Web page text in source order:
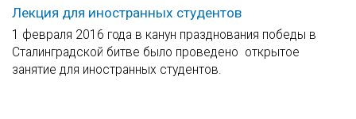
Лекция для иностранных студентов
1 февраля 2016 года в канун празднования победы в
Сталинградской битве было проведено открытое
занятие для иностранных студентов.